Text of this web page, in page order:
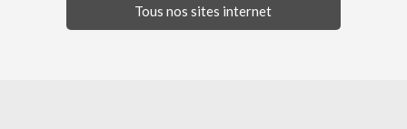
Tous nos sites internet